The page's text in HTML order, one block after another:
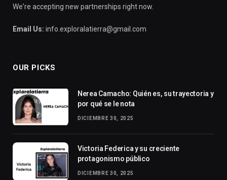
We're accepting new partnerships right now.
Email Us: info.exploralatierra@gmail.com
OUR PICKS
Nerea Camacho: Quién es, su trayectoria y
por qué se le nota
DICIEMBRE 30, 2025
Victoria Federica y su creciente
protagonismo público
DICIEMBRE 30, 2025